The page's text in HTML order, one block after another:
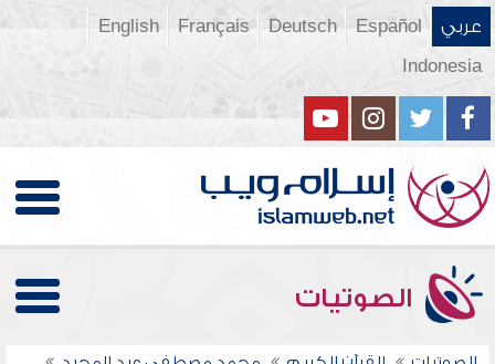
عربي Español
Deutsch
Français
English
Indonesia
الصوتيات